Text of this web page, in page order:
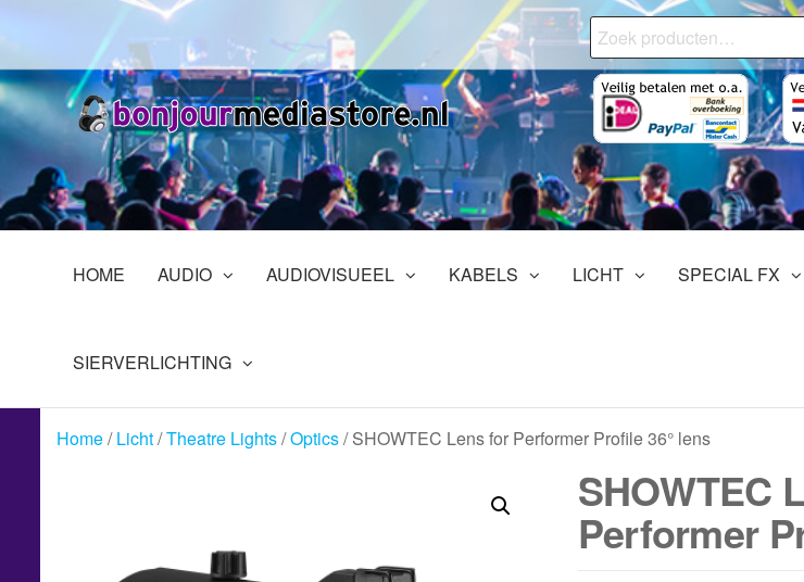
de
inhoud
BonjourMediaStore.nl
Professionals
in
Entertainment
Zoeken
naar:
HOME AUDIO AUDIOVISUEEL KABELS LICHT SPECIAL FX
SIERVERLICHTING
Home/Licht/Theatre Lights/Optics/ SHOWTEC Lens for Performer Profile 36° lens
SHOWTEC
Performer